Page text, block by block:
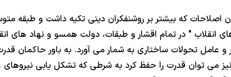
اصلاحات كه بيشتر بر روشنفكران دينى تكيه داشت و طبقه
انقلاب " در تمام اقشار و طبقات، دولت همسو و نهاد هاى
دهد با وجود اين با پشتيبانى ١٠ درصد نيز مى توان قدرت را حفظ كرد به شرطى كه